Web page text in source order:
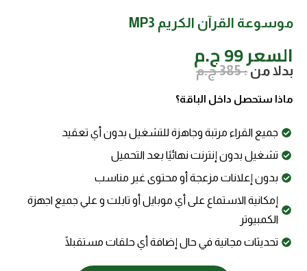
موسوعة القرآن الكريم MP3
السعر 99 ج.م
بدلا من: 385 ج.م
ماذا ستحصل داخل الباقة؟
جميع القراء مرتبة وجاهزة للتشغيل بدون أي تعقيد
تشغيل بدون إنترنت نهائيًا بعد التحميل
بدون إعلانات مزعجة أو محتوى غير مناسب
إمكانية الاستماع على أي موبايل أو تابلت و علي جميع اجهزة
الكمبيوتر
تحديثات مجانية في حال إضافة أي حلقات مستقبلًا